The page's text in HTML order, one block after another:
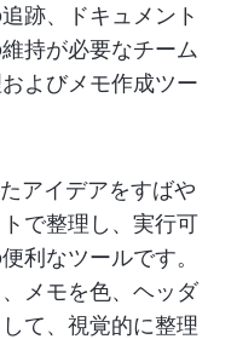
跡、ドキュメント
持が必要なチーム
よびメモ作成ツー
アイデアをすばや
で整理し、実行可
利なツールです。
メモを色、ヘッダ
て、視覚的に整理